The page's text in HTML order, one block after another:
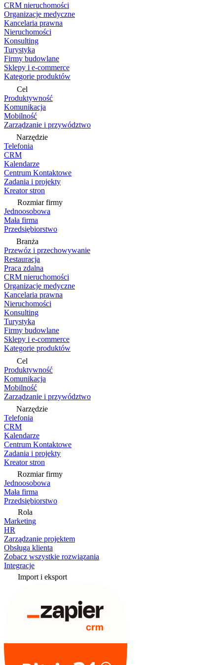
CRM nieruchomości
Organizacje medyczne
Kancelaria prawna
Nieruchomości
Konsulting
Turystyka
Firmy budowlane
Sklepy i e-commerce
Kategorie produktów
Cel
Produktywność
Komunikacja
Mobilność
Zarządzanie i przywództwo
Narzędzie
Telefonia
CRM
Kalendarze
Centrum Kontaktowe
Zadania i projekty
Kreator stron
Rozmiar firmy
Jednoosobowa
Mała firma
Przedsiębiorstwo
Branża
Przewóz i przechowywanie
Restauracja
Praca zdalna
CRM nieruchomości
Organizacje medyczne
Kancelaria prawna
Nieruchomości
Konsulting
Turystyka
Firmy budowlane
Sklepy i e-commerce
Kategorie produktów
Cel
Produktywność
Komunikacja
Mobilność
Zarządzanie i przywództwo
Narzędzie
Telefonia
CRM
Kalendarze
Centrum Kontaktowe
Zadania i projekty
Kreator stron
Rozmiar firmy
Jednoosobowa
Mała firma
Przedsiębiorstwo
Rola
Marketing
HR
Zarządzanie projektem
Obsługa klienta
Zobacz wszystkie rozwiązania
Integracje
Import i eksport